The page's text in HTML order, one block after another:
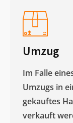
Umzug
Im Falle
Umzugs in
gekauftes
verkauft